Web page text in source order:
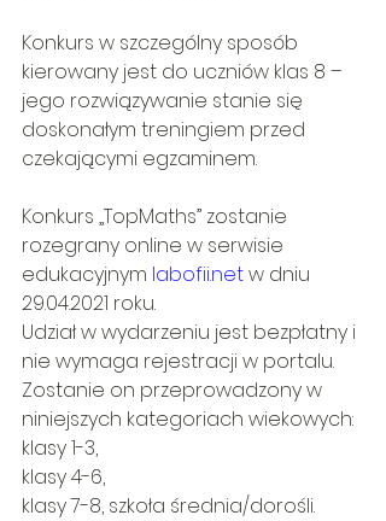
Konkurs w szczególny sposób
kierowany jest do uczniów klas 8 –
jego rozwiązywanie stanie się
doskonałym treningiem przed
czekającymi egzaminem.
Konkurs „TopMaths” zostanie
rozegrany online w serwisie
edukacyjnym labofii.net w dniu
29.04.2021 roku.
Udział w wydarzeniu jest bezpłatny i
nie wymaga rejestracji w portalu.
Zostanie on przeprowadzony w
niniejszych kategoriach wiekowych:
klasy 1-3,
klasy 4-6,
klasy 7-8, szkoła średnia/dorośli.